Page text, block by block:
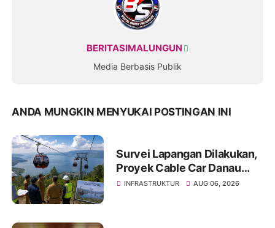
BERITASIMALUNGUN
Media Berbasis Publik
ANDA MUNGKIN MENYUKAI POSTINGAN INI
Survei Lapangan Dilakukan,
Proyek Cable Car Danau
Toba Masih Terkendala
INFRASTRUKTUR AUG 06, 2026